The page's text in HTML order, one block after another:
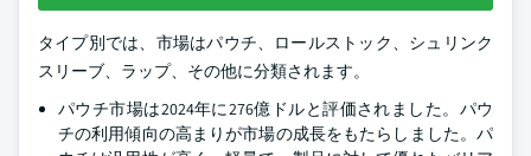
タイプ別では、市場はパウチ、ロールストック、シュリンク
スリーブ、ラップ、その他に分類されます。
パウチ市場は2024年に276億ドルと評価されました。パウ
チの利用傾向の高まりが市場の成長をもたらしました。パ